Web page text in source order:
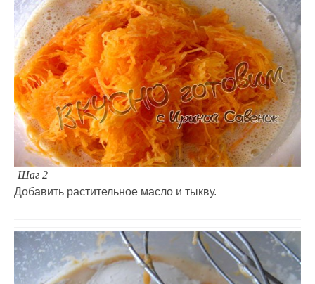
Шаг 2
Добавить растительное масло и тыкву.